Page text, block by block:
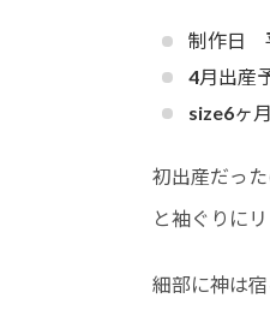
制作日
4月出産
size6ヶ
初出産だっ
と袖ぐりに
細部に神は